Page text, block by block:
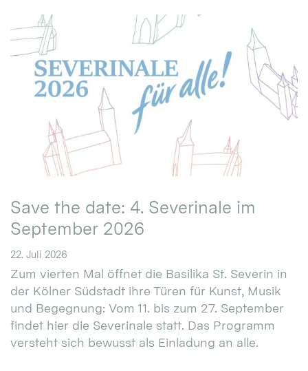
Save the date: 4. Severinale im
September 2026
22. Juli 2026
Zum vierten Mal öffnet die Basilika St. Severin in
der Kölner Südstadt ihre Türen für Kunst, Musik
und Begegnung: Vom 11. bis zum 27. September
findet hier die Severinale statt. Das Programm
versteht sich bewusst als Einladung an alle.